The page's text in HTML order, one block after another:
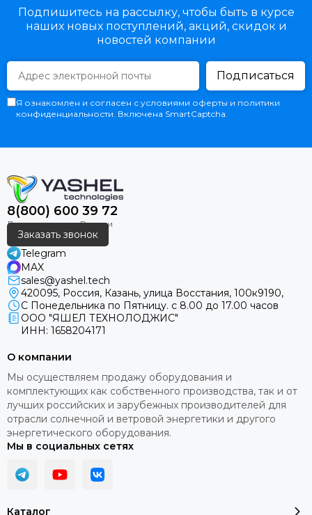
Подпишитесь на рассылку, чтобы быть в курсе
наших новых поступлений, акций, скидок и
новостей компании
Подписаться
Я ознакомлен и согласен с условиями оферты и политики
конфиденциальности. Включена SmartCaptcha.
8(800) 600 39 72
Заказать звонок
Telegram
MAX
sales@yashel.tech
420095, Россия, Казань, улица Восстания, 100к9190,
С Понедельника по Пятницу. с 8.00 до 17.00 часов
ООО "ЯШЕЛ ТЕХНОЛОДЖИС"
ИНН: 1658204171
Каталог
О компании
Мы осуществляем продажу оборудования и
комплектующих как собственного производства, так и от
лучших российских и зарубежных производителей для
отрасли солнечной и ветровой энергетики и другого
энергетического оборудования.
Мы в социальных сетях